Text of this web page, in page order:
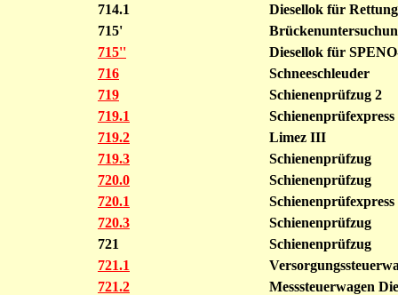
714.1
Diesellok für
715'
715''
Diesellok für
716
Schneeschleuder
719
Schienenprüfzug 2
719.1
Schienenprüfexpress
719.2
Limez III
719.3
Schienenprüfzug
720.0
Schienenprüfzug
720.1
Schienenprüfexpress
720.3
Schienenprüfzug
721
Schienenprüfzug
721.1
721.2
Messsteuerwagen